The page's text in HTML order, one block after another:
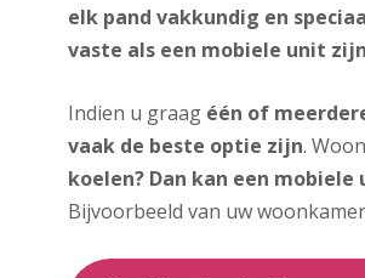
elk pand vakkundig en
vaste als een mobiele unit zijn
Indien u graag één of
vaak de beste optie zijn.
koelen? Dan kan een
Bijvoorbeeld van uw